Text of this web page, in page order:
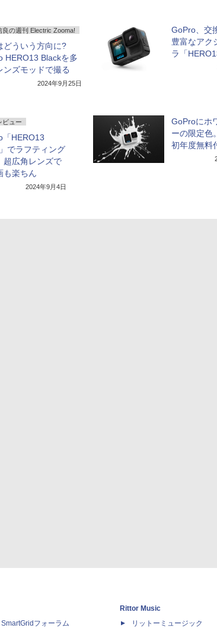
良の週刊 Electric Zooma!
どういう方向に?
HERO13 Blackを多
ンズモッドで撮る
2024年9月25日
GoPro、交
豊富なアク
ラ「
ビュー
「HERO13
でラフティング
超広角レンズで
も楽ちん
2024年9月4日
GoProにホ
ーの限定色
初年度無料
SmartGridフォーラム
Rittor Music
リットーミュージック